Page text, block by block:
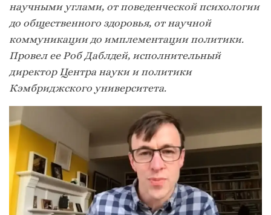
научными углами, от поведенческой психологии
до общественного здоровья, от научной
коммуникации до имплементации политики.
Провел ее Роб Даблдей, исполнительный
директор Центра науки и политики
Кэмбриджского университета.